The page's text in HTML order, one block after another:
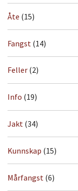
Åte (15)
Fangst (14)
Feller (2)
Info (19)
Jakt (34)
Kunnskap (15)
Mårfangst (6)